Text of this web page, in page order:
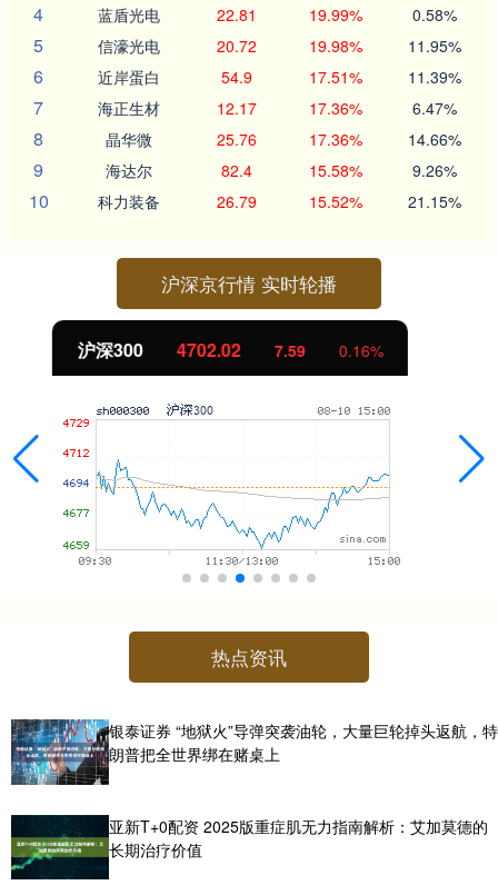
4 蓝盾光电 22.81 19.99% 0.58%
5 信濠光电 20.72 19.98% 11.95%
6 近岸蛋白 54.9 17.51% 11.39%
7 海正生材 12.17 17.36% 6.47%
8 晶华微 25.76 17.36% 14.66%
9 海达尔 82.4 15.58% 9.26%
10 科力装备 26.79 15.52% 21.15%
沪深京行情 实时轮播
北证50 1122.88 -11.37 -1.00%
热点资讯
银泰证券 “地狱火”导弹突袭油轮，大量巨轮掉头返航，特
朗普把全世界绑在赌桌上
亚新T+0配资 2025版重症肌无力指南解析：艾加莫德的
长期治疗价值